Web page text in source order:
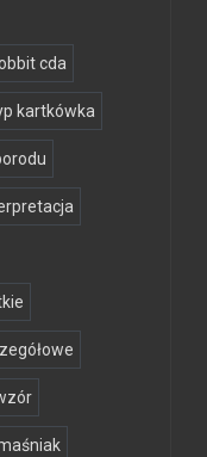
cda
kartkówka